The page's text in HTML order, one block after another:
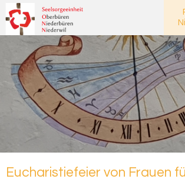
Eu­cha­ris­tie­fei­er von Frau­en